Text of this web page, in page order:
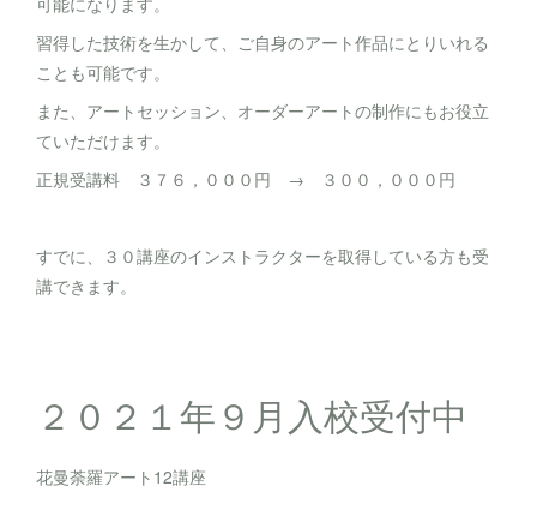
習得した技術を生かして、ご自身のアート作品にとりいれる
ことも可能です。
また、アートセッション、オーダーアートの制作にもお役立
ていただけます。
正規受講料 ３７６，０００円 → ３００，０００円
すでに、３０講座のインストラクターを取得している方も受
講できます。
２０２１年９月入校受付中
花曼荼羅アート12講座